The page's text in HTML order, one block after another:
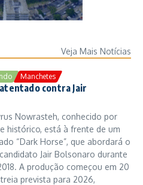
Veja Mais Notícias
Manchetes
contra Jair
Nowrasteh, conhecido por
histórico, está à frente de um
“Dark Horse”, que abordará o
Jair Bolsonaro durante
A produção começou em 20
prevista para 2026,